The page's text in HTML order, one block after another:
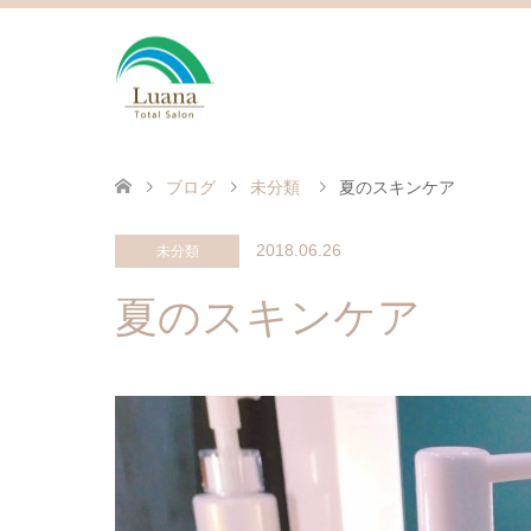
ブログ 未分類 夏のスキンケア
未分類 2018.06.26
夏のスキンケア